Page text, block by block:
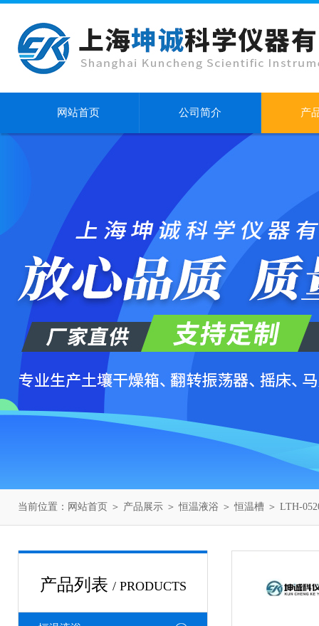
网站首页 公司简介 产
当前位置： 网站首页 ＞ 产品展示 ＞恒温液浴 ＞恒温槽 ＞ LTH-
产品列表 / PRODUCTS